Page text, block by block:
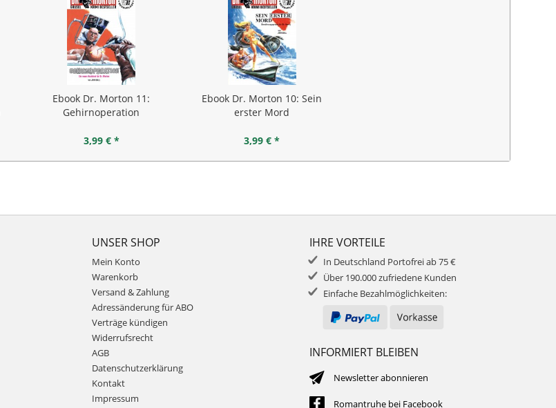
Ebook Dr. Morton 11:
Gehirnoperation
3,99 € *
Ebook Dr. Morton 10: Sein
erster Mord
3,99 € *
UNSER SHOP
Mein Konto
Warenkorb
Versand & Zahlung
Adressänderung für ABO
Verträge kündigen
Widerrufsrecht
AGB
Datenschutzerklärung
Kontakt
Impressum
IHRE VORTEILE
In Deutschland Portofrei ab 75 €
Über 190.000 zufriedene Kunden
Einfache Bezahlmöglichkeiten:
INFORMIERT BLEIBEN
Newsletter abonnieren
Romantruhe bei Facebook